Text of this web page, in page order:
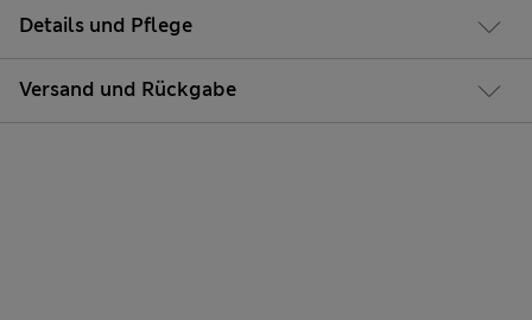
Details und Pflege
Versand und Rückgabe